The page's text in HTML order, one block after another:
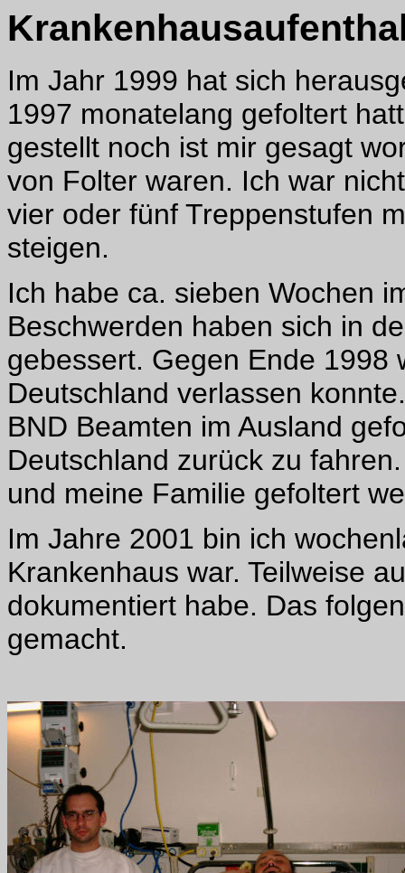
Im Jahr 1999 hat sich
1997 monatelang gefoltert
gestellt noch ist mir gesagt
von Folter waren. Ich war
vier oder fünf Treppenstufen
steigen.
Ich habe ca. sieben Wochen
Beschwerden haben sich in
gebessert. Gegen Ende 1998
Deutschland verlassen
BND Beamten im Ausland
Deutschland zurück zu
und meine Familie gefoltert
Im Jahre 2001 bin ich
Krankenhaus war. Teilweise
dokumentiert habe. Das
gemacht.